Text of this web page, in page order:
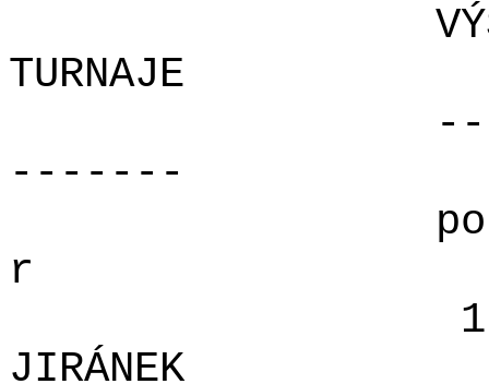
TURNAJE
-------
r
JIRÁNEK